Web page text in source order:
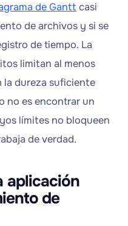
de Gantt casi
de archivos y si se
de tiempo. La
limitan al menos
la dureza suficiente
no es encontrar un
límites no bloqueen
de verdad.
aplicación
de